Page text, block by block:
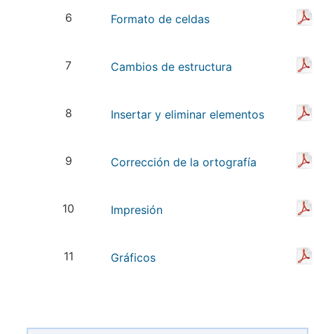
6 Formato de celdas
7 Cambios de estructura
8 Insertar y eliminar elementos
9 Corrección de la ortografía
10 Impresión
11 Gráficos